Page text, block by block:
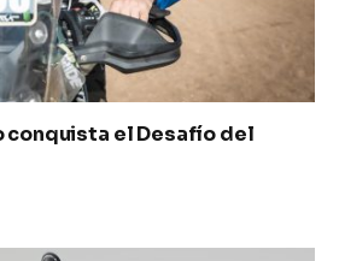
conquista el Desafío del